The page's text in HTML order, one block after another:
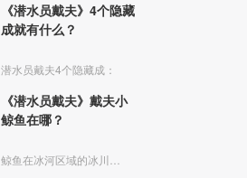
《潜水员戴夫》4个隐藏
成就有什么？
潜水员戴夫4个隐藏成：
《潜水员戴夫》戴夫小
鲸鱼在哪？